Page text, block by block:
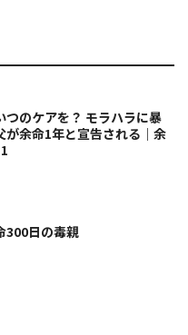
つのケアを？ モラハラに暴
余命1年と宣告される｜余
300日の毒親